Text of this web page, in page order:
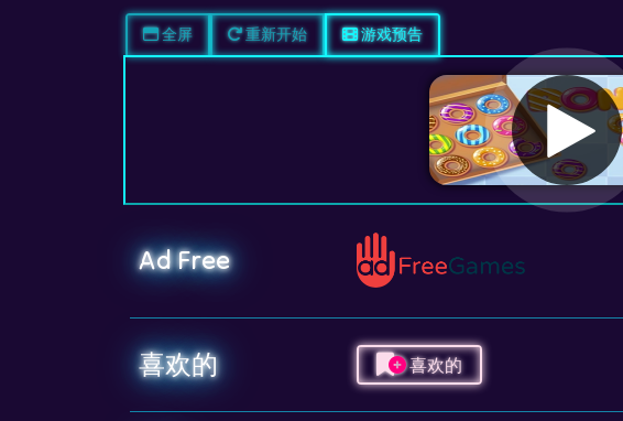
全屏 重新开始 游戏预告
Ad Free
喜欢的 喜欢的